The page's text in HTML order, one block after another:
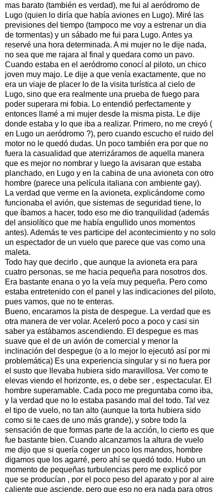
mas barato (también es verdad), me fui al aeródromo de
Lugo (quien lo diría que había aviones en Lugo). Miré las
previsiones del tiempo (tampoco me voy a estrenar un dia
de tormentas) y un sábado me fui para Lugo. Antes ya
reservé una hora determinada. A mi mujer no le dije nada,
no sea que me rajara al final y quedara como un pavo.
Cuando estaba en el aeródromo conocí al piloto, un chico
joven muy majo. Le dije a que venía exactamente, que no
era un viaje de placer lo de la visita turística al cielo de
Lugo, sino que era realmente una prueba de fuego para
poder superara mi fobia. Lo entendió perfectamente y
entonces llamé a mi mujer desde la misma pista. Le dije
donde estaba y lo que iba a realizar. Primero, no me creyó (
en Lugo un aeródromo ?), pero cuando escucho el ruido del
motor no le quedó dudas. Un poco también era por que no
fuera la casualidad que aterrizáramos de aquella manera
que es mejor no nombrar y luego la avisaran que estaba
planchado, en Lugo y en la cabina de una avioneta con otro
hombre (parece una película italiana con ambiente gay).
La verdad que verme en la avioneta, explicándome como
funcionaba el avión, que sistemas de seguridad tiene, lo
que íbamos a hacer, todo eso me dio tranquilidad (además
del ansiolítico que me había engullido unos momentos
antes). Además te ves participe del acontecimiento y no solo
un espectador de un vuelo que parece que vas como una
maleta.
Todo hay que decirlo , que aunque la avioneta era para
cuatro personas, se me hacia pequeña para nosotros dos.
Era bastante enana o yo la veía muy pequeña. Pero como
estaba entretenido con el panel y las indicaciones del piloto,
pues vamos, que no te enteras.
Bueno, encaramos la pista de despegue. La verdad que es
otra manera de ver volar. Aceleró poco a poco y casi sin
saber ya estábamos ascendiendo. El despegue es mas
suave que el de un avión de comercial y menor la
inclinación del despegue (o a lo mejor lo ejecutó así por mi
problemática) Es una experiencia singular y si no fuera por
el susto que llevaba hubiera sido maravillosa. Ver como te
elevas viendo el horizonte, es, o debe ser , espectacular. El
hombre superamable. Cada poco me preguntaba como iba,
y la verdad que no lo estaba pasando mal del todo. Tal vez
el tipo de vuelo, no tan alto (aunque la torta hubiera sido
como si te caes de uno más grande), y sobre todo la
sensación de que formas parte de la acción, lo cierto es que
fue bastante bien. Cuando alcanzamos la altura de vuelo
me dijo que si quería coger un poco los mandos, hombre
digamos que los agarré, pero ahí se quedó todo. Hubo un
momento de pequeñas turbulencias pero me explicó por
que se producían , por el poco peso del aparato y por al aire
caliente que asciende, pero que eso no era nada para otros